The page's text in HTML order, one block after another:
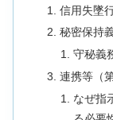
信用失墜
秘密保持
守秘義
連携等（
なぜ指